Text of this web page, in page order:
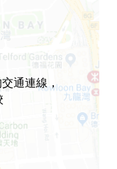
通連線，